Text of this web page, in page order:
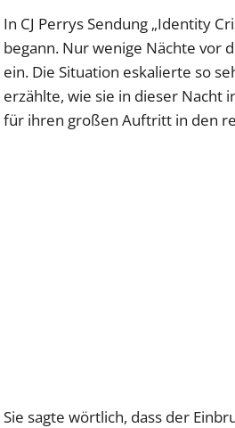
In CJ Perrys Sendung „Identity
begann. Nur wenige Nächte vor
ein. Die Situation eskalierte so
erzählte, wie sie in dieser Nacht
für ihren großen Auftritt in den
Sie sagte wörtlich, dass der